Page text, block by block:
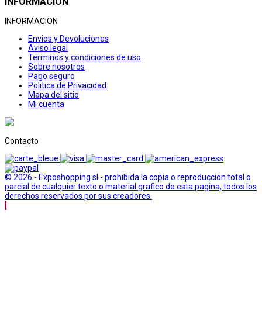
INFORMACION
Envios y Devoluciones
Aviso legal
Terminos y condiciones de uso
Sobre nosotros
Pago seguro
Politica de Privacidad
Mapa del sitio
Mi cuenta
Contacto
© 2026 - Exposhopping sl - prohibida la copia o reproduccion total o
parcial de cualquier texto o material grafico de esta pagina, todos los
derechos reservados por sus creadores.